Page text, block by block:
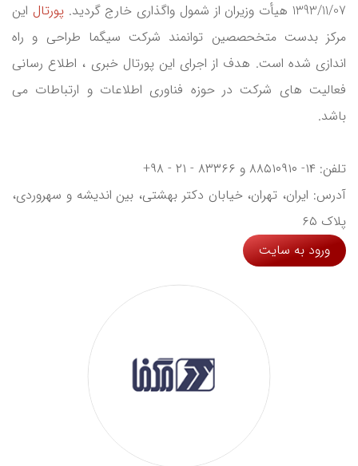
1393/11/07 هیأت وزیران از شمول واگذاری خارج گردید.
پورتال این
مرکز بدست متخحصصین توانمند شرکت سیگما طراحی و راه
اندازی شده است. هدف از اجرای این پورتال خبری ، اطلاع رسانی
فعالیت های شرکت در حوزه فناوری اطلاعات و ارتباطات می
باشد.
تلفن: ۱۴- ۸۸۵۱۰۹۱۰ و ۸۳۳۶۶ - ۲۱ - ۹۸+
آدرس: ایران، تهران، خیابان دکتر بهشتی، بین اندیشه و سهروردی،
پلاک ۶۵
ورود به سایت